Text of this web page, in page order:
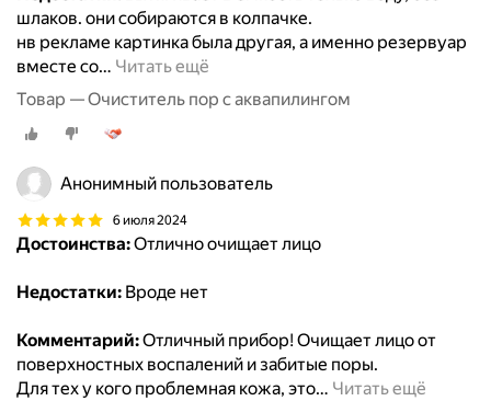
шлаков. они собираются в колпачке.
нв рекламе картинка была другая, а именно резервуар
вместе со… Читать ещё
Товар — Очиститель пор с аквапилингом
Анонимный пользователь
6 июля 2024
Достоинства:Отлично очищает лицо
Недостатки: Вроде нет
Комментарий:Отличный прибор! Очищает лицо от
поверхностных воспалений и забитые поры.
Для тех у кого проблемная кожа, это… Читать ещё